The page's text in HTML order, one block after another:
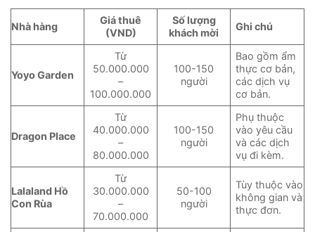
Nhà hàng
Giá thuê
(VND)
Số lượng
khách mời
Ghi chú
Yoyo Garden
Từ
50.000.000
–
100.000.000
100-150
người
Bao gồm ẩm
thực cơ bản,
các dịch vụ
cơ bản.
Dragon Place
Từ
40.000.000
–
80.000.000
100-150
người
Phụ thuộc
vào yêu cầu
và các dịch
vụ đi kèm.
Lalaland Hồ
Con Rùa
Từ
30.000.000
–
70.000.000
50-100
người
Tùy thuộc vào
không gian và
thực đơn.